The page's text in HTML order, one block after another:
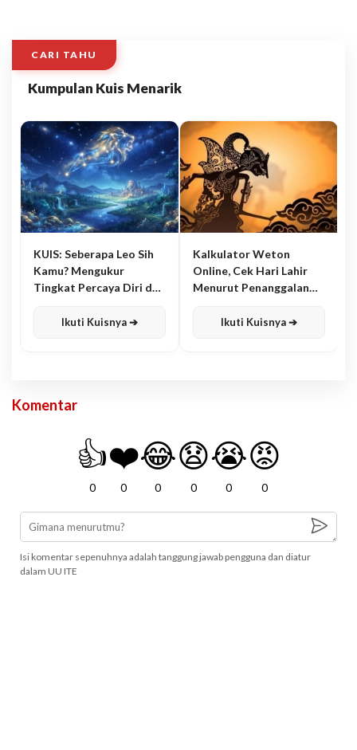
CARI TAHU
Kumpulan Kuis Menarik
KUIS: Seberapa Leo Sih
Kamu? Mengukur
Tingkat Percaya Diri dan
Ikuti Kuisnya ➔
Kalkulator Weton
Online, Cek Hari Lahir
Menurut Penanggalan
Ikuti Kuisnya ➔
Komentar
👍
0
❤️
0
😂
0
😧
0
😭
0
😡
0
Isi komentar sepenuhnya adalah tanggung jawab pengguna dan diatur
dalam UU ITE